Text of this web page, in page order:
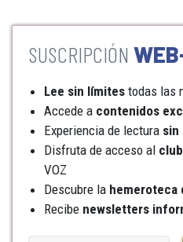
Lee sin límites todas las
Accede a contenidos
Experiencia de lectura sin
Disfruta de acceso al
VOZ
Descubre la hemeroteca
Recibe newsletters